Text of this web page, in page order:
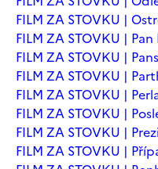
FILM ZA STOVKU |
FILM ZA STOVKU |
FILM ZA STOVKU |
FILM ZA STOVKU |
FILM ZA STOVKU |
FILM ZA STOVKU |
FILM ZA STOVKU |
FILM ZA STOVKU |